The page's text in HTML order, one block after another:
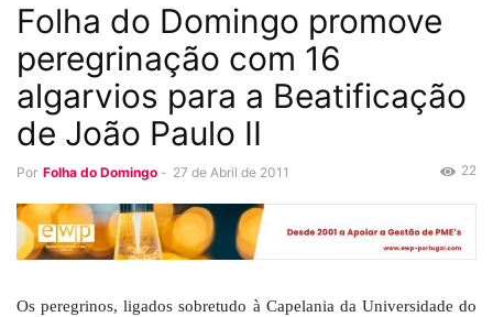
Folha do Domingo promove
peregrinação com 16
algarvios para a Beatificação
de João Paulo II
Por Folha do Domingo - 27 de Abril de 2011 22
Os peregrinos, ligados sobretudo à Capelania da Universidade do